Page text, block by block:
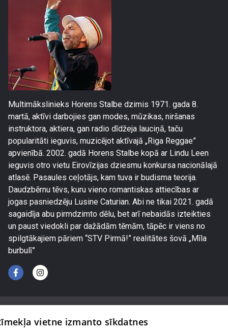
Multimākslinieks Horens Stalbe dzimis 1971. gada 8.
martā, aktīvi darbojies gan modes, mūzikas, niršanas
instruktora, aktiera, gan radio dīdžeja lauciņā, taču
popularitāti ieguvis, muzicējot aktīvajā „Riga Reggae”
apvienībā. 2002. gadā Horens Stalbe kopā ar Lindu Leen
ieguvis otro vietu Eirovīzijas dziesmu konkursa nacionālajā
atlasē. Pasaules ceļotājs, kam tuva ir budisma teorija.
Daudzbērnu tēvs, kuru vieno romantiskas attiecības ar
jogas pasniedzēju Lusine Caturian. Abi ne tikai 2021. gadā
sagaidīja abu pirmdzimto dēlu, bet arī nebaidās izteikties
un paust viedokli par dažādām tēmām, tāpēc ir viens no
spilgtākajiem pāriem “STV Pirmā!” realitātes šovā „Mīla
burbulī”
vietne izmanto sīkdatnes